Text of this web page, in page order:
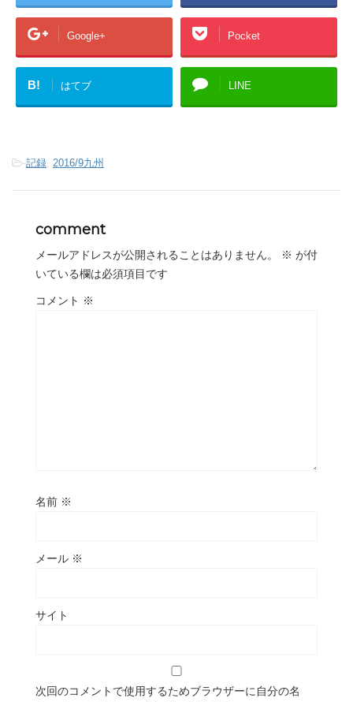
Google+ Pocket
B! はてブ LINE
-記録 2016/9九州
comment
メールアドレスが公開されることはありません。 ※ が付
いている欄は必須項目です
コメント ※
名前 ※
メール ※
サイト
次回のコメントで使用するためブラウザーに自分の名